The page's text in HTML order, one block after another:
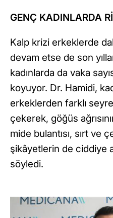
GENÇ KADINLARDA
Kalp krizi erkeklerde
devam etse de son
kadınlarda da vaka
koyuyor. Dr. Hamidi,
erkeklerden farklı
çekerek, göğüs
mide bulantısı, sırt ve
şikâyetlerin de ciddiye
söyledi.